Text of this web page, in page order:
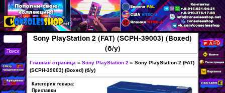
Перейти к основному
содержанию
КУПИТЬ
СОВРЕМЕННЫЕ И
РЕТРО ИГРОВЫЕ
Sony PlayStation 2 (FAT) (SCPH-
(б/у)
Главная страница » Sony PlayStation 2 »
Sony